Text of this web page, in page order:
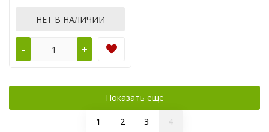
НЕТ В НАЛИЧИИ
- +
1 2 3 4
Показать ещё